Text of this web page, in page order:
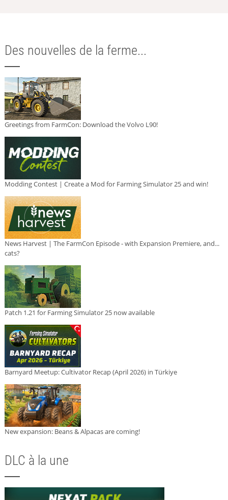
Des nouvelles de la ferme...
Greetings from FarmCon: Download the Volvo L90!
Modding Contest | Create a Mod for Farming Simulator 25 and win!
News Harvest | The FarmCon Episode - with Expansion Premiere, and...
cats?
Patch 1.21 for Farming Simulator 25 now available
Barnyard Meetup: Cultivator Recap (April 2026) in Türkiye
New expansion: Beans & Alpacas are coming!
DLC à la une